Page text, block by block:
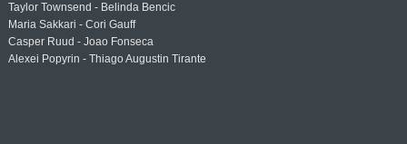
Taylor Townsend - Belinda Bencic
Maria Sakkari - Cori Gauff
Casper Ruud - Joao Fonseca
Alexei Popyrin - Thiago Augustin Tirante